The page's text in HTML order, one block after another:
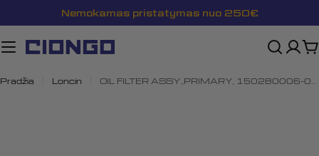
prie
turinio
Nemokamas pristatymas nuo 250€
Pradžia Loncin